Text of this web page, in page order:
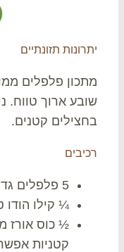
תזונתיים
פלפלים ממולאים
ארוך טווח. ניתן
קטנים.
¼ קילו הודו טחון
½ כוס אורז מלא /